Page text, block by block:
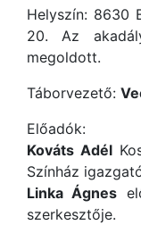
Helyszín: 8630
20. Az
megoldott.
Táborvezető:
Előadók:
Kováts Adél
Színház
Linka Ágnes
szerkesztője.